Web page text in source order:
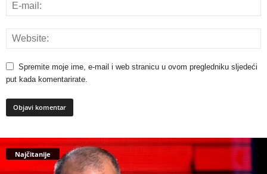
Spremite moje ime, e-mail i web stranicu u ovom pregledniku sljedeći
put kada komentarirate.
Najčitanije